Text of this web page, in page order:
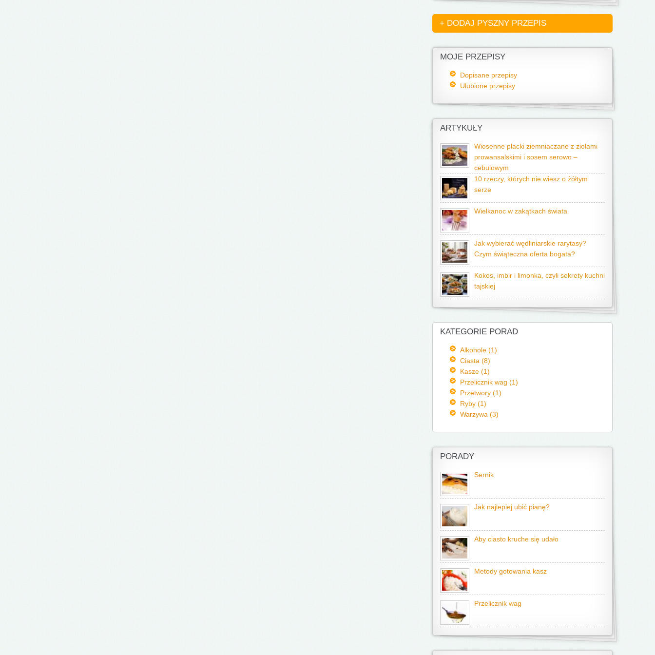
+ DODAJ PYSZNY PRZEPIS
MOJE PRZEPISY
Dopisane przepisy
Ulubione przepisy
ARTYKUŁY
Wiosenne placki ziemniaczane z ziołami
prowansalskimi i sosem serowo –
cebulowym
10 rzeczy, których nie wiesz o żółtym
serze
Wielkanoc w zakątkach świata
Jak wybierać wędliniarskie rarytasy?
Czym świąteczna oferta bogata?
Kokos, imbir i limonka, czyli sekrety kuchni
tajskiej
KATEGORIE PORAD
Alkohole (1)
Ciasta (8)
Kasze (1)
Przelicznik wag (1)
Przetwory (1)
Ryby (1)
Warzywa (3)
PORADY
Sernik
Jak najlepiej ubić pianę?
Aby ciasto kruche się udało
Metody gotowania kasz
Przelicznik wag